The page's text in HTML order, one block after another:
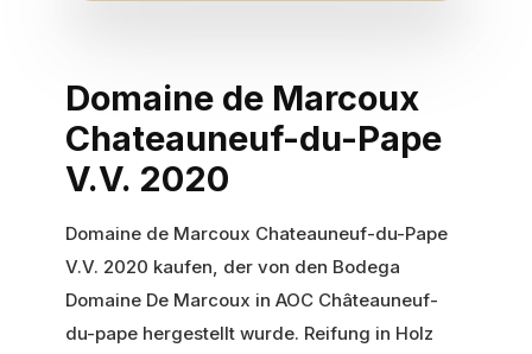
Domaine de Marcoux
Chateauneuf-du-Pape
V.V. 2020
Domaine de Marcoux Chateauneuf-du-Pape
V.V. 2020 kaufen, der von den Bodega
Domaine De Marcoux in AOC Châteauneuf-
du-pape hergestellt wurde. Reifung in Holz